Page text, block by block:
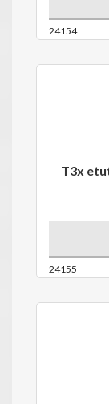
24154
T3x
24155